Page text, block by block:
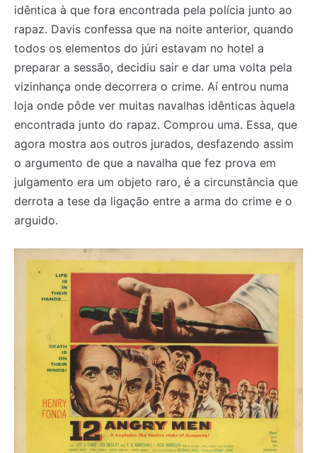
Registe-se na nossa lista de correio e receba mensalmente
no seu email os artigos do mês transacto, ilustrações e
novidades.Insira o seu endereço de email e clique para
Registe-se na nossa lista de correio e receba mensalmente
no seu email os artigos do mês transacto, ilustrações e
novidades.Insira o seu endereço de email e clique para
idêntica à que fora encontrada pela polícia junto ao
rapaz. Davis confessa que na noite anterior, quando
todos os elementos do júri estavam no hotel a
preparar a sessão, decidiu sair e dar uma volta pela
vizinhança onde decorrera o crime. Aí entrou numa
loja onde pôde ver muitas navalhas idênticas àquela
encontrada junto do rapaz. Comprou uma. Essa, que
agora mostra aos outros jurados, desfazendo assim
o argumento de que a navalha que fez prova em
julgamento era um objeto raro, é a circunstância que
derrota a tese da ligação entre a arma do crime e o
arguido.